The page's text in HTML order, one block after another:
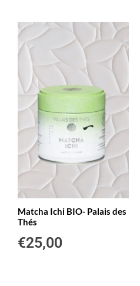
Matcha Ichi BIO- Palais des
Thés
€25,00